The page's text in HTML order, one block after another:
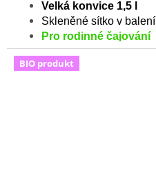
Velká konvice 1,5 l
Skleněné sítko v balení
Pro rodinné čajování
BIO produkt